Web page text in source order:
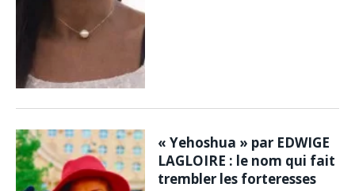
« Yehoshua » par EDWIGE
LAGLOIRE : le nom qui fait
trembler les forteresses